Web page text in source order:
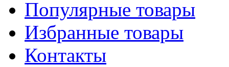
Популярные товары
Избранные товары
Контакты